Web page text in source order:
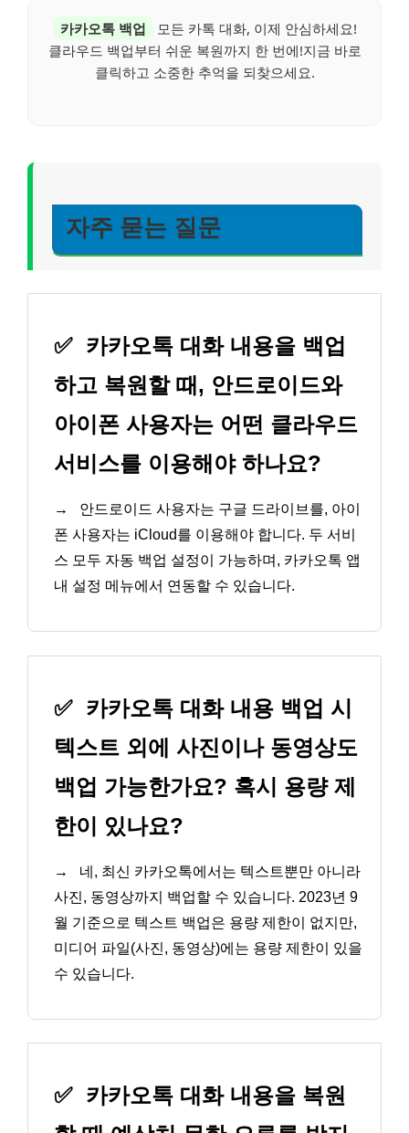
카카오톡 백업
모든 카톡 대화, 이제 안심하세요!
클라우드 백업부터 쉬운 복원까지 한 번에!지금 바로
클릭하고 소중한 추억을 되찾으세요.
자주 묻는 질문
✅ 카카오톡 대화 내용을 백업
하고 복원할 때, 안드로이드와
아이폰 사용자는 어떤 클라우드
서비스를 이용해야 하나요?
→
안드로이드 사용자는 구글 드라이브를, 아이
폰 사용자는 iCloud를 이용해야 합니다. 두 서비
스 모두 자동 백업 설정이 가능하며, 카카오톡 앱
내 설정 메뉴에서 연동할 수 있습니다.
✅ 카카오톡 대화 내용 백업 시
텍스트 외에 사진이나 동영상도
백업 가능한가요? 혹시 용량 제
한이 있나요?
→
네, 최신 카카오톡에서는 텍스트뿐만 아니라
사진, 동영상까지 백업할 수 있습니다. 2023년 9
월 기준으로 텍스트 백업은 용량 제한이 없지만,
미디어 파일(사진, 동영상)에는 용량 제한이 있을
수 있습니다.
✅ 카카오톡 대화 내용을 복원